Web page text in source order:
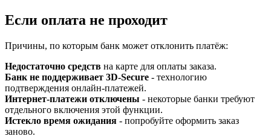
Если оплата не проходит
Причины, по которым банк может отклонить платёж:
Недостаточно средств на карте для оплаты заказа.
Банк не поддерживает 3D-Secure - технологию
подтверждения онлайн-платежей.
Интернет-платежи отключены - некоторые банки требуют
отдельного включения этой функции.
Истекло время ожидания - попробуйте оформить заказ
заново.